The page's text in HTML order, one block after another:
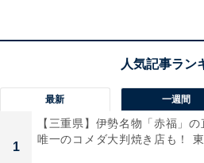
ゼンハイザー独自の7mm「
ーサー」を搭載し、全帯域で歪
を誇ります。特筆すべきは、イ
低域のレスポンスを調整できる
グ」機能です。好みや楽曲に合
れる楽しさがあります。しなや
最新 一週間
1
【三重県】伊勢名物「赤福」
唯一のコメダ大判焼き店も！ 東